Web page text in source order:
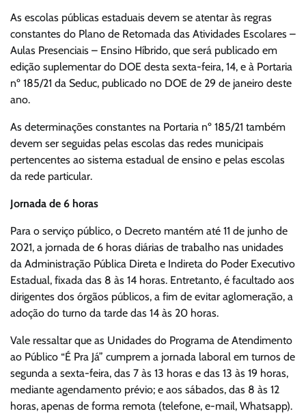
As escolas públicas estaduais devem se atentar às regras
constantes do Plano de Retomada das Atividades Escolares –
Aulas Presenciais – Ensino Híbrido, que será publicado em
edição suplementar do DOE desta sexta-feira, 14, e à Portaria
nº 185/21 da Seduc, publicado no DOE de 29 de janeiro deste
ano.
As determinações constantes na Portaria nº 185/21 também
devem ser seguidas pelas escolas das redes municipais
pertencentes ao sistema estadual de ensino e pelas escolas
da rede particular.
Jornada de 6 horas
Para o serviço público, o Decreto mantém até 11 de junho de
2021, a jornada de 6 horas diárias de trabalho nas unidades
da Administração Pública Direta e Indireta do Poder Executivo
Estadual, fixada das 8 às 14 horas. Entretanto, é facultado aos
dirigentes dos órgãos públicos, a fim de evitar aglomeração, a
adoção do turno da tarde das 14 às 20 horas.
Vale ressaltar que as Unidades do Programa de Atendimento
ao Público “É Pra Já” cumprem a jornada laboral em turnos de
segunda a sexta-feira, das 7 às 13 horas e das 13 às 19 horas,
mediante agendamento prévio; e aos sábados, das 8 às 12
horas, apenas de forma remota (telefone, e-mail, Whatsapp).